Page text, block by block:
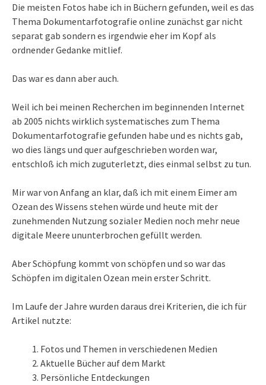
Die meisten Fotos habe ich in Büchern gefunden, weil es das
Thema Dokumentarfotografie online zunächst gar nicht
separat gab sondern es irgendwie eher im Kopf als
ordnender Gedanke mitlief.
Das war es dann aber auch.
Weil ich bei meinen Recherchen im beginnenden Internet
ab 2005 nichts wirklich systematisches zum Thema
Dokumentarfotografie gefunden habe und es nichts gab,
wo dies längs und quer aufgeschrieben worden war,
entschloß ich mich zuguterletzt, dies einmal selbst zu tun.
Mir war von Anfang an klar, daß ich mit einem Eimer am
Ozean des Wissens stehen würde und heute mit der
zunehmenden Nutzung sozialer Medien noch mehr neue
digitale Meere ununterbrochen gefüllt werden.
Aber Schöpfung kommt von schöpfen und so war das
Schöpfen im digitalen Ozean mein erster Schritt.
Im Laufe der Jahre wurden daraus drei Kriterien, die ich für
Artikel nutzte:
Fotos und Themen in verschiedenen Medien
Aktuelle Bücher auf dem Markt
Persönliche Entdeckungen